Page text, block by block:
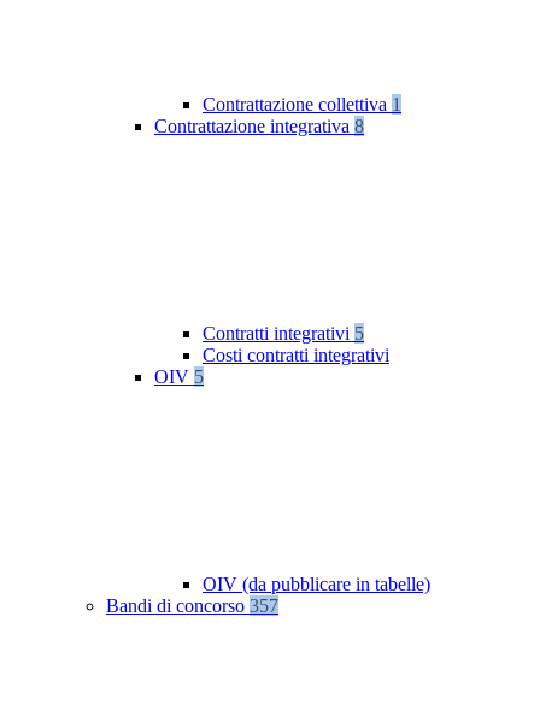
Contrattazione collettiva 1
Contrattazione integrativa 8
Contratti integrativi 5
Costi contratti integrativi
OIV 5
OIV (da pubblicare in tabelle)
Bandi di concorso 357